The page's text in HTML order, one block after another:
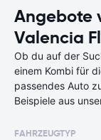
Angebote
Valencia
Ob du auf der
einem Kombi für
passendes Auto
Beispiele aus
FAHRZEUGTYP